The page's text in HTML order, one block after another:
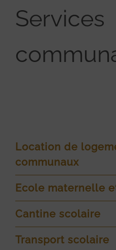
Services
Location de
communaux
Ecole maternelle
Cantine scolaire
Transport scolaire